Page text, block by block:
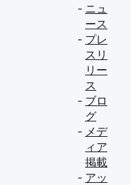
ニュ
ース
プレ
スリ
リー
ス
ブロ
グ
メデ
ィア
掲載
アッ